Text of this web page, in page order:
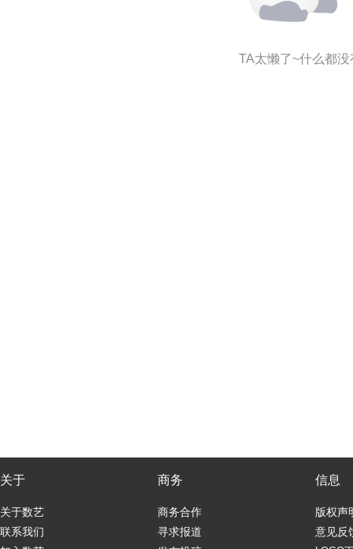
TA太懒了~什么都没
关于
关于数艺
联系我们
商务
商务合作
寻求报道
信息
版权声
意见反